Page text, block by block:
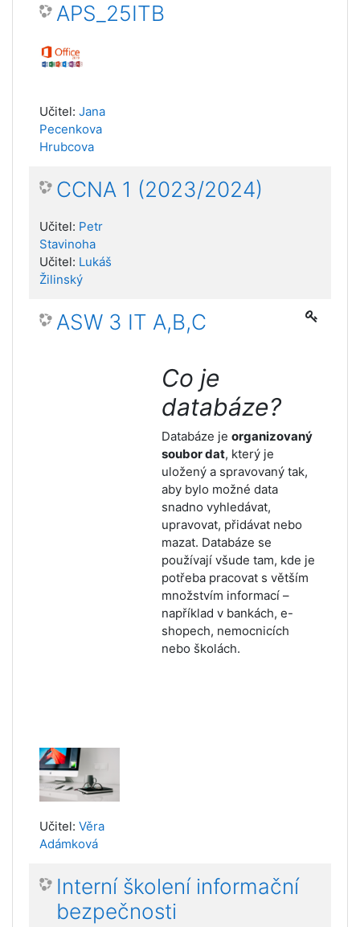
APS_25ITB
Učitel: Jana
Pecenkova
Hrubcova
CCNA 1 (2023/2024)
Učitel: Petr
Stavinoha
Učitel: Lukáš
Žilinský
ASW 3 IT A,B,C
Co je
databáze?
Databáze je organizovaný
soubor dat, který je
uložený a spravovaný tak,
aby bylo možné data
snadno vyhledávat,
upravovat, přidávat nebo
mazat. Databáze se
používají všude tam, kde je
potřeba pracovat s větším
množstvím informací –
například v bankách, e-
shopech, nemocnicích
nebo školách.
Učitel: Věra
Adámková
Interní školení informační
bezpečnosti